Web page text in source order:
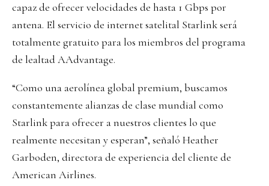
capaz de ofrecer velocidades de hasta 1 Gbps por
antena. El servicio de internet satelital Starlink será
totalmente gratuito para los miembros del programa
de lealtad AAdvantage.
“Como una aerolínea global premium, buscamos
constantemente alianzas de clase mundial como
Starlink para ofrecer a nuestros clientes lo que
realmente necesitan y esperan”, señaló Heather
Garboden, directora de experiencia del cliente de
American Airlines.